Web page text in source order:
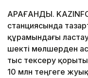
ҚАРАҒАНДЫ.
станциясында
құрамындағы
шекті мөлшерден
тыс тексеру
10 млн теңгеге